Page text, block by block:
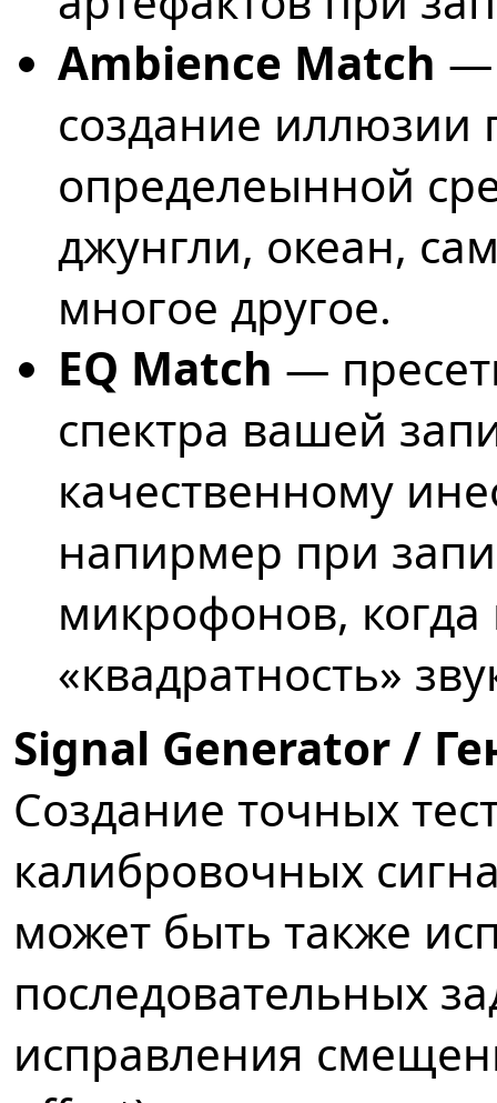
Ambience Match —
создание иллюзии
определеынной
джунгли, океан,
многое другое.
EQ Match —
спектра вашей
качественному
напирмер при
микрофонов,
«квадратность»
Signal Generator /
Создание точных
калибровочных
может быть также
последовательных
исправления